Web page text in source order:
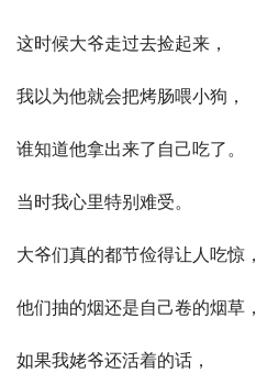
这时候大爷走过去捡起来，
我以为他就会把烤肠喂小狗，
谁知道他拿出来了自己吃了。
当时我心里特别难受。
大爷们真的都节俭得让人吃惊，
他们抽的烟还是自己卷的烟草，
如果我姥爷还活着的话，